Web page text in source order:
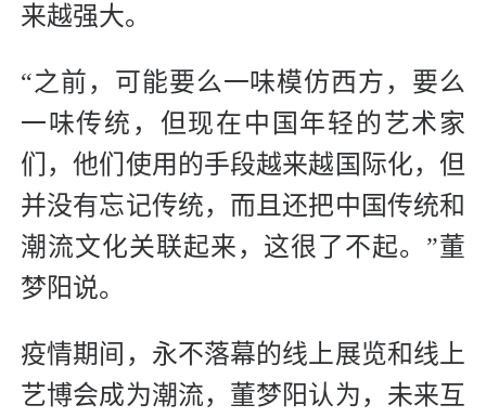
来越强大。
“之前，可能要么一味模仿西方，要么
一味传统，但现在中国年轻的艺术家
们，他们使用的手段越来越国际化，但
并没有忘记传统，而且还把中国传统和
潮流文化关联起来，这很了不起。”董
梦阳说。
疫情期间，永不落幕的线上展览和线上
艺博会成为潮流，董梦阳认为，未来互